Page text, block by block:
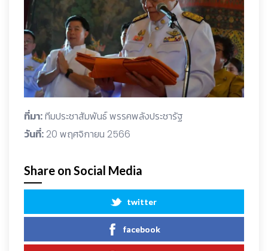
ที่มา:ทีมประชาสัมพันธ์ พรรคพลังประชารัฐ
วันที่: 20 พฤศจิกายน 2566
Share on Social Media
twitter
facebook